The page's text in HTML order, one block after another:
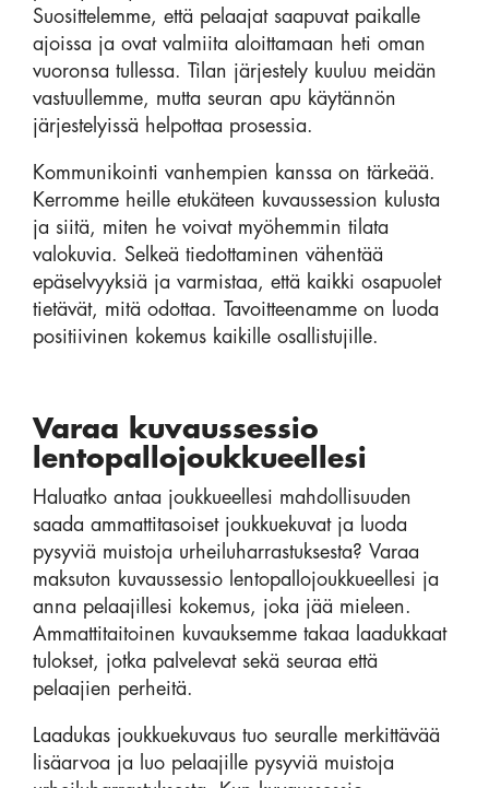
Suosittelemme, että pelaajat saapuvat paikalle
ajoissa ja ovat valmiita aloittamaan heti oman
vuoronsa tullessa. Tilan järjestely kuuluu meidän
vastuullemme, mutta seuran apu käytännön
järjestelyissä helpottaa prosessia.
Kommunikointi vanhempien kanssa on tärkeää.
Kerromme heille etukäteen kuvaussession kulusta
ja siitä, miten he voivat myöhemmin tilata
valokuvia. Selkeä tiedottaminen vähentää
epäselvyyksiä ja varmistaa, että kaikki osapuolet
tietävät, mitä odottaa. Tavoitteenamme on luoda
positiivinen kokemus kaikille osallistujille.
Varaa kuvaussessio
lentopallojoukkueellesi
Haluatko antaa joukkueellesi mahdollisuuden
saada ammattitasoiset joukkuekuvat ja luoda
pysyviä muistoja urheiluharrastuksesta? Varaa
maksuton kuvaussessio lentopallojoukkueellesi ja
anna pelaajillesi kokemus, joka jää mieleen.
Ammattitaitoinen kuvauksemme takaa laadukkaat
tulokset, jotka palvelevat sekä seuraa että
pelaajien perheitä.
Laadukas joukkuekuvaus tuo seuralle merkittävää
lisäarvoa ja luo pelaajille pysyviä muistoja